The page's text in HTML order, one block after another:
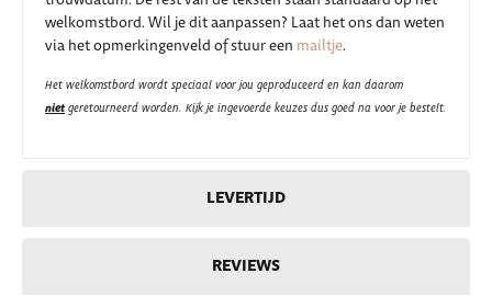
LEVERTIJD
REVIEWS
welkomstbord. Wil je dit aanpassen? Laat het ons dan weten
via het opmerkingenveld of stuur een mailtje.
Het welkomstbord wordt speciaal voor jou geproduceerd en kan daarom
nietgeretourneerd worden. Kijk je ingevoerde keuzes dus goed na voor je bestelt.